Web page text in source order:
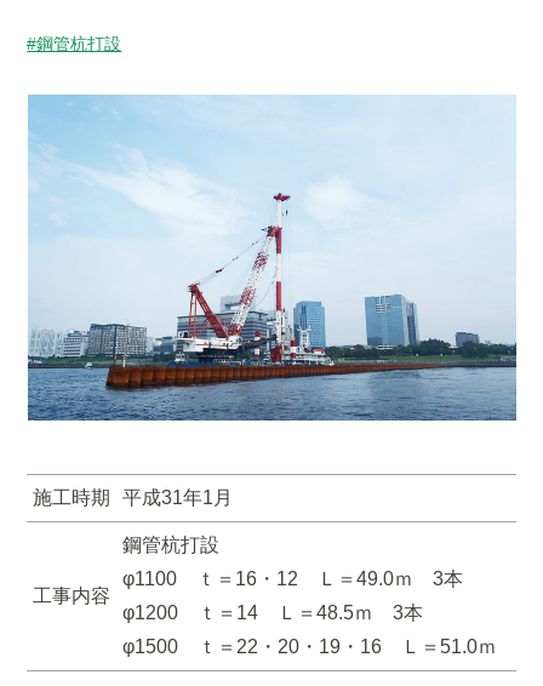
#鋼管杭打設
施工時期 平成31年1月
工事内容
鋼管杭打設
φ1100 ｔ＝16・12 Ｌ＝49.0ｍ 3本
φ1200 ｔ＝14 Ｌ＝48.5ｍ 3本
φ1500 ｔ＝22・20・19・16 Ｌ＝51.0ｍ 30